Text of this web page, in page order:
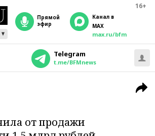
16+
прямой
эфир
Канал в
MAX
max.ru/bfm
Telegram
t.me/BFMnews
от продажи